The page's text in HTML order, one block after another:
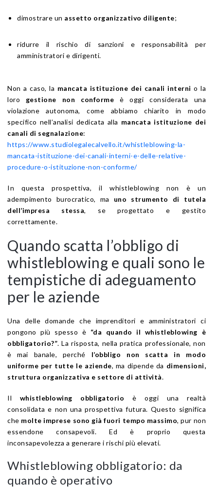
dimostrare un assetto organizzativo diligente;
ridurre il rischio di sanzioni e responsabilità per
amministratori e dirigenti.
Non a caso, la mancata istituzione dei canali interni o la
loro gestione non conforme è oggi considerata una
violazione autonoma, come abbiamo chiarito in modo
specifico nell’analisi dedicata alla mancata istituzione dei
canali di segnalazione:
https://www.studiolegalecalvello.it/whistleblowing-la-
mancata-istituzione-dei-canali-interni-e-delle-relative-
procedure-o-istituzione-non-conforme/
In questa prospettiva, il whistleblowing non è un
adempimento burocratico, ma uno strumento di tutela
dell’impresa stessa, se progettato e gestito
correttamente.
Quando scatta l’obbligo di
whistleblowing e quali sono le
tempistiche di adeguamento
per le aziende
Una delle domande che imprenditori e amministratori ci
pongono più spesso è “da quando il whistleblowing è
obbligatorio?”. La risposta, nella pratica professionale, non
è mai banale, perché l’obbligo non scatta in modo
uniforme per tutte le aziende, ma dipende da dimensioni,
struttura organizzativa e settore di attività.
Il whistleblowing obbligatorio è oggi una realtà
consolidata e non una prospettiva futura. Questo significa
che molte imprese sono già fuori tempo massimo, pur non
essendone consapevoli. Ed è proprio questa
inconsapevolezza a generare i rischi più elevati.
Whistleblowing obbligatorio: da
quando è operativo